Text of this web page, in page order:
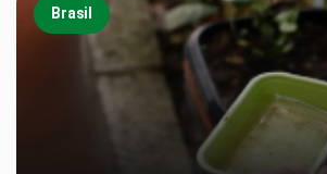
Brasil